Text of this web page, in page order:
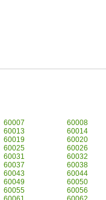
60007 60008
60013
60014
60019
60020
60025
60026
60031
60032
60037
60038
60043
60044
60049
60050
60055
60056